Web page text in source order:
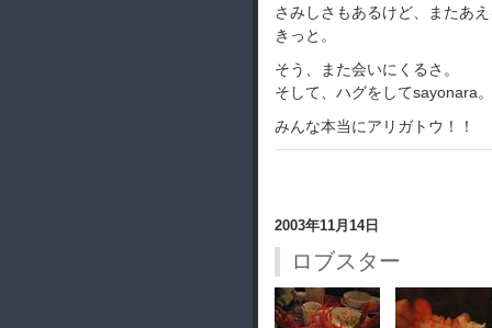
さみしさもあるけど、またあ
きっと。
そう、また会いにくるさ。
そして、ハグをしてsayonara。
みんな本当にアリガトウ！！
2003年11月14日
ロブスター